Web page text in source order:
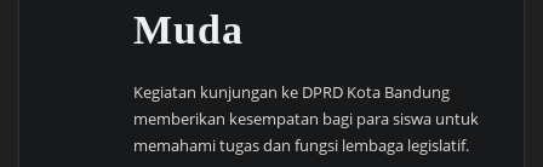
Muda
Kegiatan kunjungan ke DPRD Kota Bandung
memberikan kesempatan bagi para siswa untuk
memahami tugas dan fungsi lembaga legislatif.